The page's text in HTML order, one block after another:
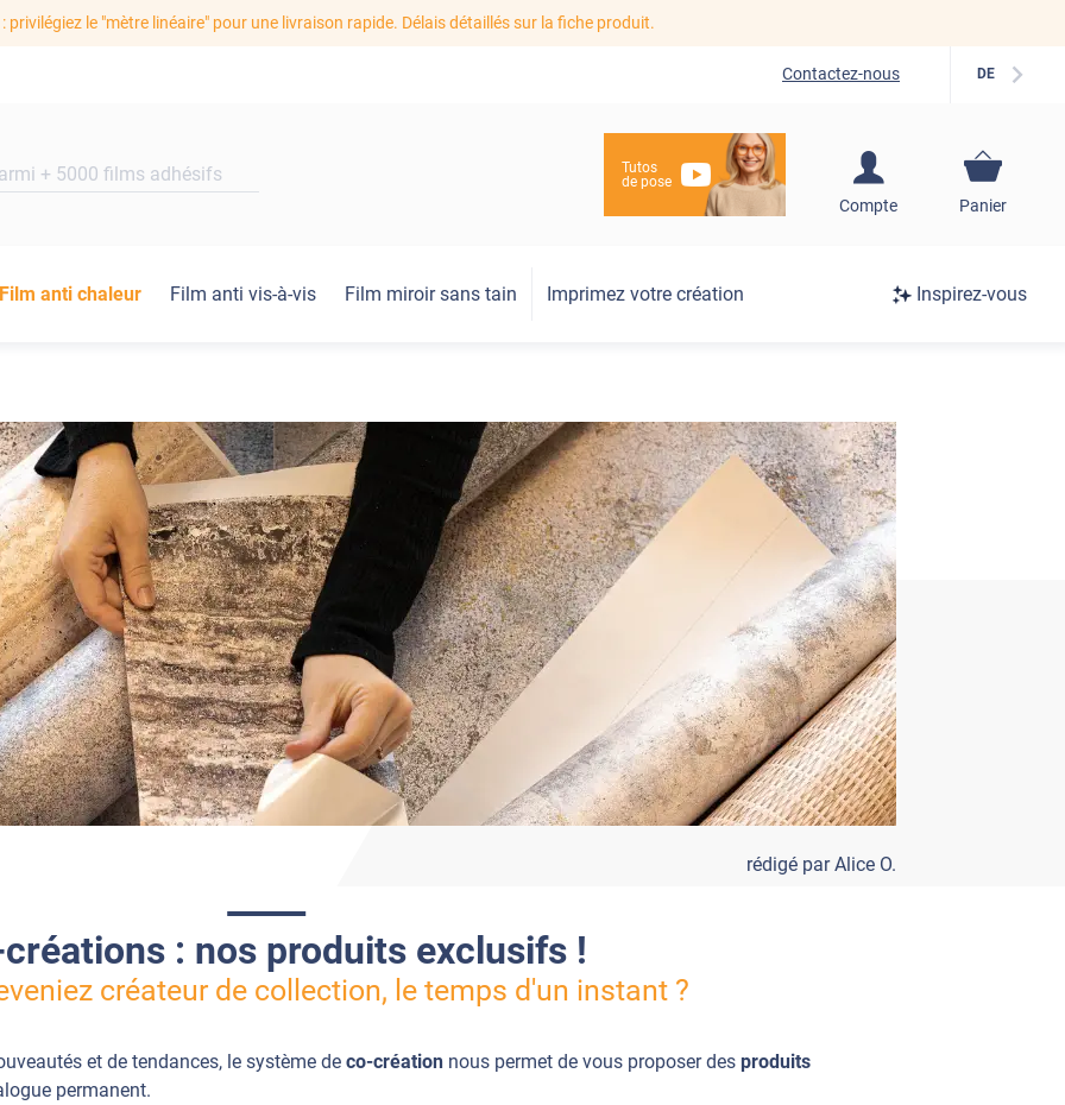
privilégiez le "mètre linéaire" pour une livraison rapide. Délais détaillés sur la fiche produit.
Contactez-nous DE
Tutos
de pose
Compte
S'inscrire / Se
Panier
Film anti chaleur Film anti vis-à-vis Film miroir sans tain Imprimez votre création Inspirez-vous
rédigé par Alice O.
: nos produits exclusifs !
créateur de collection, le temps d'un instant ?
et de tendances, le système de co-création nous permet de vous proposer des produits
permanent.